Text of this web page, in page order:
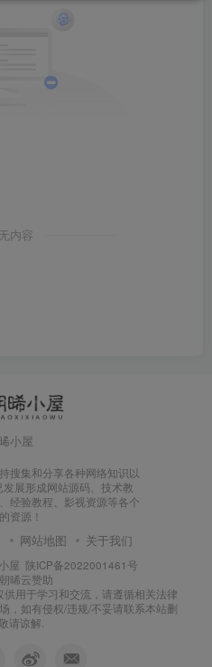
内容
小屋
搜集和分享各种网络知识以
展形成网站源码、技术教
经验教程、影视资源等各个
资源！
网站地图 关于我们
屋 陕ICP备2022001461号
朝晞云赞助
用于学习和交流，请遵循相关法律
，如有侵权/违规/不妥请联系本站删
请谅解.